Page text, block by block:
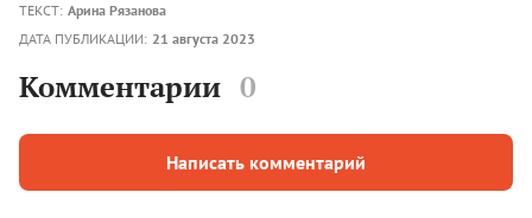
ТЕКСТ: Арина Рязанова
ДАТА ПУБЛИКАЦИИ: 21 августа 2023
Комментарии 0
Написать комментарий